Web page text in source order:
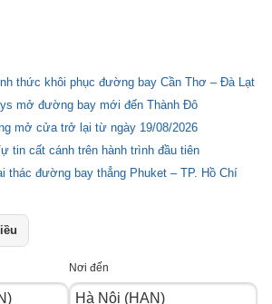
thức khôi phục đường bay Cần Thơ – Đà Lạt
mở đường bay mới đến Thành Đô
mở cửa trở lại từ ngày 19/08/2026
tin cất cánh trên hành trình đầu tiên
thác đường bay thẳng Phuket – TP. Hồ Chí
Nơi đến